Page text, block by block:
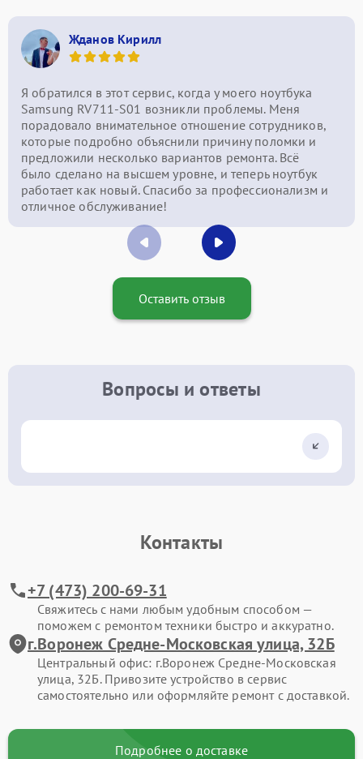
Жданов Кирилл
Я обратился в этот сервис, когда у моего ноутбука
Samsung RV711-S01 возникли проблемы. Меня
порадовало внимательное отношение сотрудников,
которые подробно объяснили причину поломки и
предложили несколько вариантов ремонта. Всё
было сделано на высшем уровне, и теперь ноутбук
работает как новый. Спасибо за профессионализм и
отличное обслуживание!
Оставить отзыв
Вопросы и ответы
Контакты
+7 (473) 200-69-31
Свяжитесь с нами любым удобным способом —
поможем с ремонтом техники быстро и аккуратно.
г.Воронеж Средне-Московская улица, 32Б
Центральный офис: г.Воронеж Средне-Московская
улица, 32Б. Привозите устройство в сервис
самостоятельно или оформляйте ремонт с доставкой.
Подробнее о доставке